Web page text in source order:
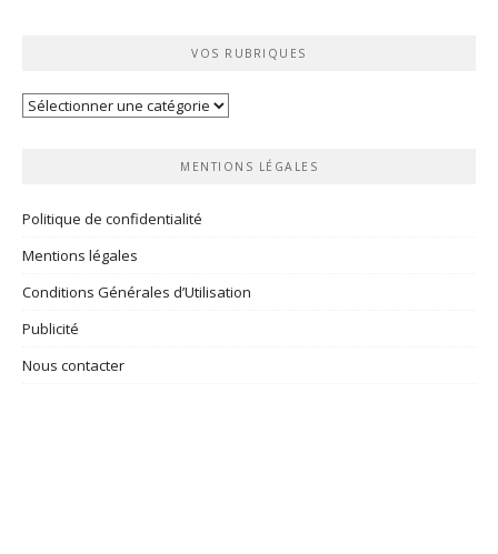
VOS RUBRIQUES
Vos
MENTIONS LÉGALES
Politique de confidentialité
Mentions légales
Conditions Générales d’Utilisation
Publicité
Nous contacter